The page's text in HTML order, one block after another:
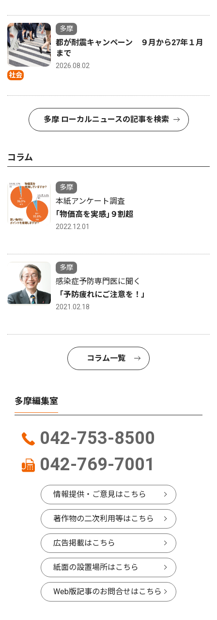
社会
多摩
都が耐震キャンペーン ９月から27年１月
まで
2026.08.02
多摩 ローカルニュースの記事を検索
コラム
多摩
本紙アンケート調査
｢物価高を実感｣９割超
2022.12.01
多摩
感染症予防専門医に聞く
「予防疲れにご注意を！」
2021.02.18
コラム一覧
多摩編集室
042-753-8500
042-769-7001
情報提供・ご意見はこちら
著作物の二次利用等はこちら
広告掲載はこちら
紙面の設置場所はこちら
Web版記事のお問合せはこちら